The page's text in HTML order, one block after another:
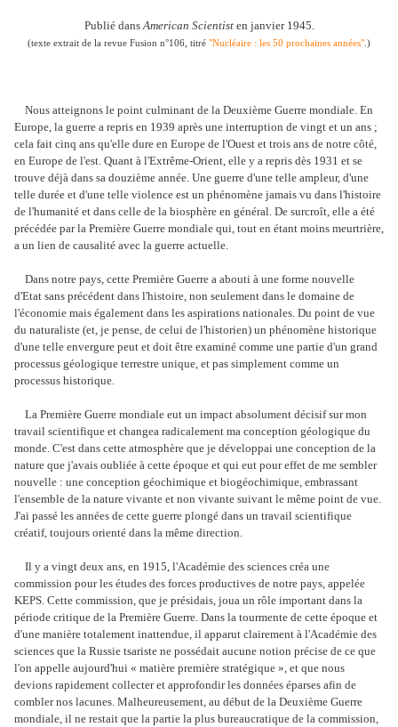
Publié dansAmerican Scientisten janvier 1945.
(texte extrait de la revue Fusion n°106, titré "Nucléaire : les 50 prochaines années" .)
Nous atteignons le point culminant de la Deuxième Guerre mondiale. En
Europe, la guerre a repris en 1939 après une interruption de vingt et un ans ;
cela fait cinq ans qu'elle dure en Europe de l'Ouest et trois ans de notre côté,
en Europe de l'est. Quant à l'Extrême-Orient, elle y a repris dès 1931 et se
trouve déjà dans sa douzième année. Une guerre d'une telle ampleur, d'une
telle durée et d'une telle violence est un phénomène jamais vu dans l'histoire
de l'humanité et dans celle de la biosphère en général. De surcroît, elle a été
précédée par la Première Guerre mondiale qui, tout en étant moins meurtrière,
a un lien de causalité avec la guerre actuelle.
Dans notre pays, cette Première Guerre a abouti à une forme nouvelle
d'Etat sans précédent dans l'histoire, non seulement dans le domaine de
l'économie mais également dans les aspirations nationales. Du point de vue
du naturaliste (et, je pense, de celui de l'historien) un phénomène historique
d'une telle envergure peut et doit être examiné comme une partie d'un grand
processus géologique terrestre unique, et pas simplement comme un
processus historique.
La Première Guerre mondiale eut un impact absolument décisif sur mon
travail scientifique et changea radicalement ma conception géologique du
monde. C'est dans cette atmosphère que je développai une conception de la
nature que j'avais oubliée à cette époque et qui eut pour effet de me sembler
nouvelle : une conception géochimique et biogéochimique, embrassant
l'ensemble de la nature vivante et non vivante suivant le même point de vue.
J'ai passé les années de cette guerre plongé dans un travail scientifique
créatif, toujours orienté dans la même direction.
Il y a vingt deux ans, en 1915, l'Académie des sciences créa une
commission pour les études des forces productives de notre pays, appelée
KEPS. Cette commission, que je présidais, joua un rôle important dans la
période critique de la Première Guerre. Dans la tourmente de cette époque et
d'une manière totalement inattendue, il apparut clairement à l'Académie des
sciences que la Russie tsariste ne possédait aucune notion précise de ce que
l'on appelle aujourd'hui « matière première stratégique », et que nous
devions rapidement collecter et approfondir les données éparses afin de
combler nos lacunes. Malheureusement, au début de la Deuxième Guerre
mondiale, il ne restait que la partie la plus bureaucratique de la commission,